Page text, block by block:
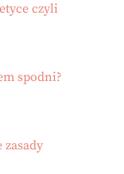
czyli
spodni?
zasady